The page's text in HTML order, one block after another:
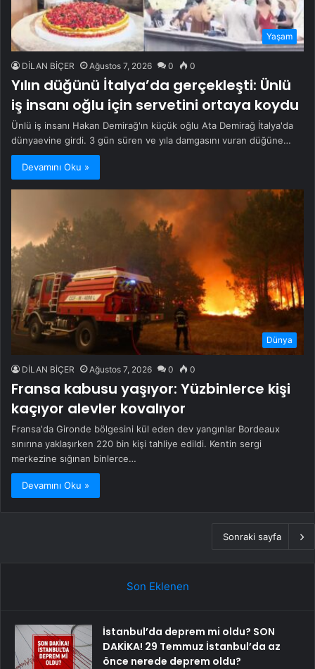
Yaşam
DİLAN BİÇER Ağustos 7, 2026 0 0
Yılın düğünü İtalya’da gerçekleşti: Ünlü
iş insanı oğlu için servetini ortaya koydu
Ünlü iş insanı Hakan Demirağ'ın küçük oğlu Ata Demirağ İtalya'da
dünyaevine girdi. 3 gün süren ve yıla damgasını vuran düğüne…
Devamını Oku »
Dünya
DİLAN BİÇER Ağustos 7, 2026 0 0
Fransa kabusu yaşıyor: Yüzbinlerce kişi
kaçıyor alevler kovalıyor
Fransa'da Gironde bölgesini kül eden dev yangınlar Bordeaux
sınırına yaklaşırken 220 bin kişi tahliye edildi. Kentin sergi
merkezine sığınan binlerce…
Devamını Oku »
Sonraki sayfa
Son Eklenen
İstanbul’da deprem mi oldu? SON
DAKİKA! 29 Temmuz İstanbul’da az
önce nerede deprem oldu?